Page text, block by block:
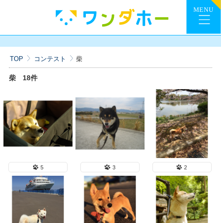
TOP コンテスト 柴
柴 18件
5 3 2